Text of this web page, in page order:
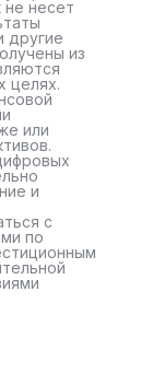
несет
другие
из
целях.
или
и
с
по